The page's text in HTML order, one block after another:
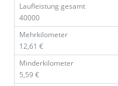
Laufleistung gesamt
40000
Mehrkilometer
12,61 €
Minderkilometer
5,59 €